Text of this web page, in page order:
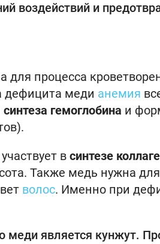
воздействий и
процесса
дефицита меди анемия
синтеза гемоглобина и
в синтезе
Также медь нужна
волос. Именно при
является кунжут.